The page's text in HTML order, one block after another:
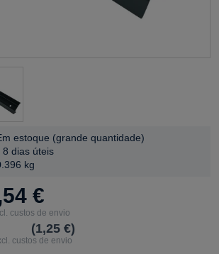
estoque (grande quantidade)
8 dias úteis
kg
€
custos de envio
(1,25 €)
custos de envio